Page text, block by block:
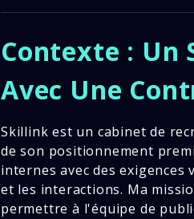
Contexte : Un
Avec Une
Skillink est un cabinet de
de son positionnement
internes avec des
et les interactions. Ma
permettre à l'équipe de